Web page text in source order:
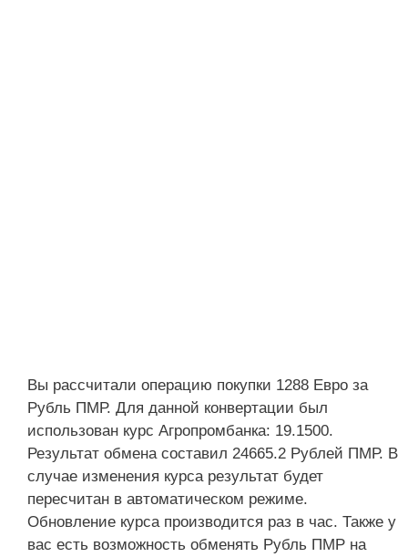
Вы рассчитали операцию покупки 1288 Евро за
Рубль ПМР. Для данной конвертации был
использован курс Агропромбанка: 19.1500.
Результат обмена составил 24665.2 Рублей ПМР. В
случае изменения курса результат будет
пересчитан в автоматическом режиме.
Обновление курса производится раз в час. Также у
вас есть возможность обменять Рубль ПМР на